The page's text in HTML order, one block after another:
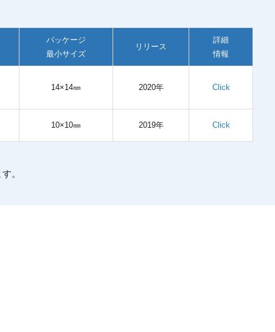
パッケージ
最小サイズ
リリース
詳細
情報
14×14㎜ 2020年 Click
10×10㎜ 2019年 Click
。